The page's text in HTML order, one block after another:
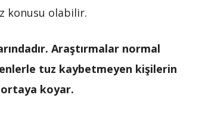
konusu olabilir.
Araştırmalar normal
tuz kaybetmeyen kişilerin
ortaya koyar.